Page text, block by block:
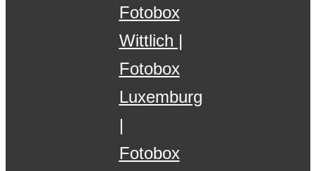
Fotobox
Wittlich
Fotobox
Luxemburg
Fotobox